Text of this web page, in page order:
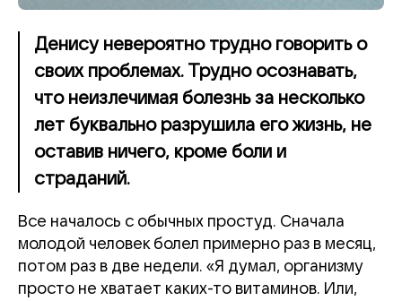
Денису невероятно трудно говорить о
своих проблемах. Трудно осознавать,
что неизлечимая болезнь за несколько
лет буквально разрушила его жизнь, не
оставив ничего, кроме боли и
страданий.
Все началось с обычных простуд. Сначала
молодой человек болел примерно раз в месяц,
потом раз в две недели. «Я думал, организму
просто не хватает каких-то витаминов. Или,